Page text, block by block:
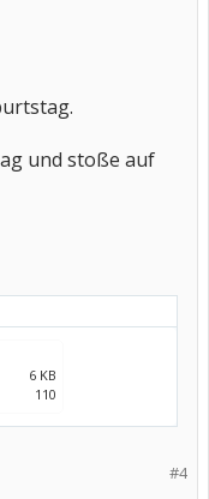
und stoße auf
6 KB
110
#4